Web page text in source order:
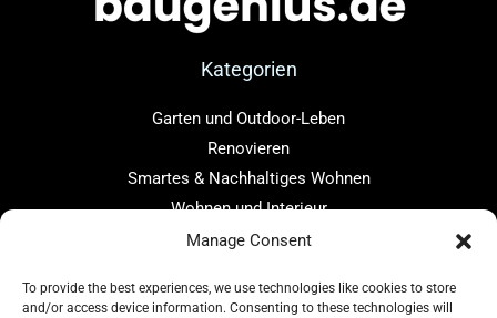
Manage Consent
To provide the best experiences, we use technologies like cookies to store
and/or access device information. Consenting to these technologies will
Kategorien
Garten und Outdoor-Leben
Renovieren
Smartes & Nachhaltiges Wohnen
Wohnen und Interieur
Links
Home